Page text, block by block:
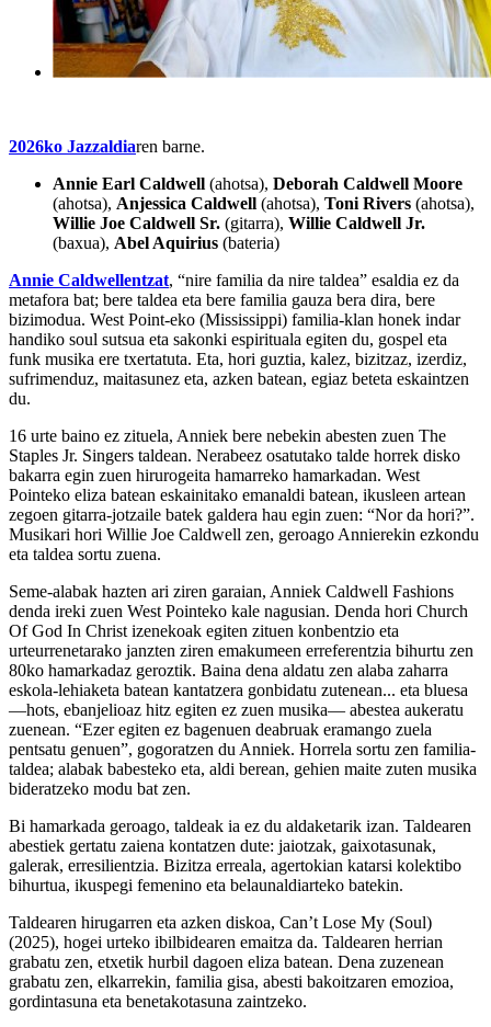
2026ko Jazzaldiaren barne.
Annie Earl Caldwell (ahotsa), Deborah Caldwell Moore
(ahotsa), Anjessica Caldwell (ahotsa), Toni Rivers (ahotsa),
Willie Joe Caldwell Sr. (gitarra), Willie Caldwell Jr.
(baxua), Abel Aquirius (bateria)
Annie Caldwellentzat, “nire familia da nire taldea” esaldia ez da
metafora bat; bere taldea eta bere familia gauza bera dira, bere
bizimodua. West Point-eko (Mississippi) familia-klan honek indar
handiko soul sutsua eta sakonki espirituala egiten du, gospel eta
funk musika ere txertatuta. Eta, hori guztia, kalez, bizitzaz, izerdiz,
sufrimenduz, maitasunez eta, azken batean, egiaz beteta eskaintzen
du.
16 urte baino ez zituela, Anniek bere nebekin abesten zuen The
Staples Jr. Singers taldean. Nerabeez osatutako talde horrek disko
bakarra egin zuen hirurogeita hamarreko hamarkadan. West
Pointeko eliza batean eskainitako emanaldi batean, ikusleen artean
zegoen gitarra-jotzaile batek galdera hau egin zuen: “Nor da hori?”.
Musikari hori Willie Joe Caldwell zen, geroago Annierekin ezkondu
eta taldea sortu zuena.
Seme-alabak hazten ari ziren garaian, Anniek Caldwell Fashions
denda ireki zuen West Pointeko kale nagusian. Denda hori Church
Of God In Christ izenekoak egiten zituen konbentzio eta
urteurrenetarako janzten ziren emakumeen erreferentzia bihurtu zen
80ko hamarkadaz geroztik. Baina dena aldatu zen alaba zaharra
eskola-lehiaketa batean kantatzera gonbidatu zutenean... eta bluesa
—hots, ebanjelioaz hitz egiten ez zuen musika— abestea aukeratu
zuenean. “Ezer egiten ez bagenuen deabruak eramango zuela
pentsatu genuen”, gogoratzen du Anniek. Horrela sortu zen familia-
taldea; alabak babesteko eta, aldi berean, gehien maite zuten musika
bideratzeko modu bat zen.
Bi hamarkada geroago, taldeak ia ez du aldaketarik izan. Taldearen
abestiek gertatu zaiena kontatzen dute: jaiotzak, gaixotasunak,
galerak, erresilientzia. Bizitza erreala, agertokian katarsi kolektibo
bihurtua, ikuspegi femenino eta belaunaldiarteko batekin.
Taldearen hirugarren eta azken diskoa, Can’t Lose My (Soul)
(2025), hogei urteko ibilbidearen emaitza da. Taldearen herrian
grabatu zen, etxetik hurbil dagoen eliza batean. Dena zuzenean
grabatu zen, elkarrekin, familia gisa, abesti bakoitzaren emozioa,
gordintasuna eta benetakotasuna zaintzeko.